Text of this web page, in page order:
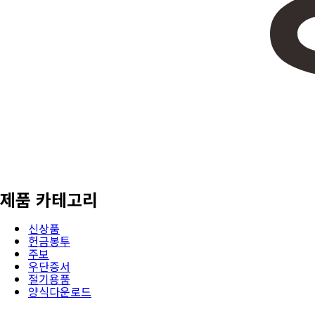
제품 카테고리
신상품
헌금봉투
주보
우단증서
절기용품
양식다운로드